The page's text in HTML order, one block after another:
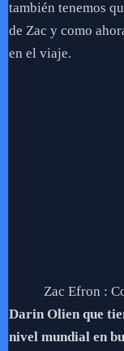
también tenemos
de Zac y como
en el viaje.
Zac Efron :
Darin Olien que
nivel mundial en